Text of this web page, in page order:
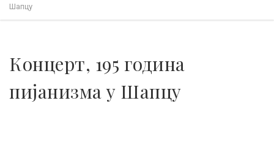
Шапцу
Концерт, 195 година
пијанизма у Шапцу